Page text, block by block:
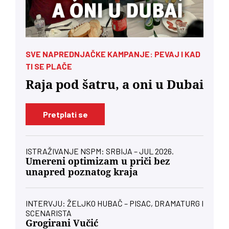
SVE NAPREDNJAČKE KAMPANJE: PEVAJ I KAD
TI SE PLAČE
Raja pod šatru, a oni u Dubai
Pretplati se
ISTRAŽIVANJE NSPM: SRBIJA – JUL 2026.
Umereni optimizam u priči bez
unapred poznatog kraja
INTERVJU: ŽELJKO HUBAČ – PISAC, DRAMATURG I
SCENARISTA
Grogirani Vučić